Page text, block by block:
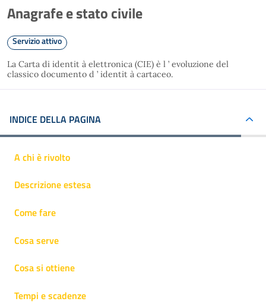
Anagrafe e stato civile
Servizio attivo
La Carta di identit à elettronica (CIE) è l ’ evoluzione del
classico documento d ’ identit à cartaceo.
INDICE DELLA PAGINA
A chi è rivolto
Descrizione estesa
Come fare
Cosa serve
Cosa si ottiene
Tempi e scadenze